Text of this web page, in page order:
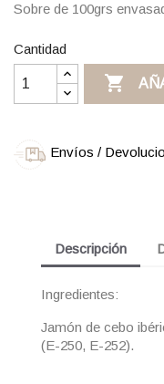
Sobre de 100grs
Cantidad

Envíos /
Descripción
Ingredientes:
Jamón de cebo
(E-250, E-252).